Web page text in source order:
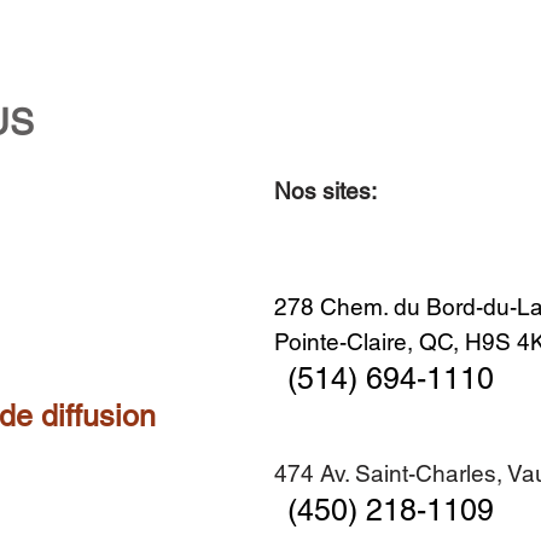
Aperçu rapide
Premier Hiver
Aperçu rapide
Centre-ville no. 18
Aperçu rapide
Sans titre
Aperçu rapide
Diner en famille no. 2
Nos sites:
278 Chem. du Bord-du-
Pointe-Claire, QC, H9S
diffusion
(514) 694-1110
474 Av. Saint-Charles,
(450) 218-1109